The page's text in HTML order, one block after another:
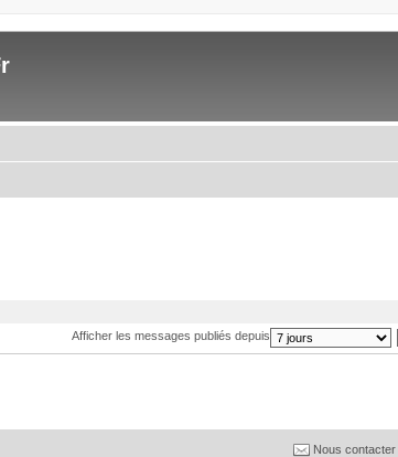
Afficher les messages publiés depuis
Nous contacter